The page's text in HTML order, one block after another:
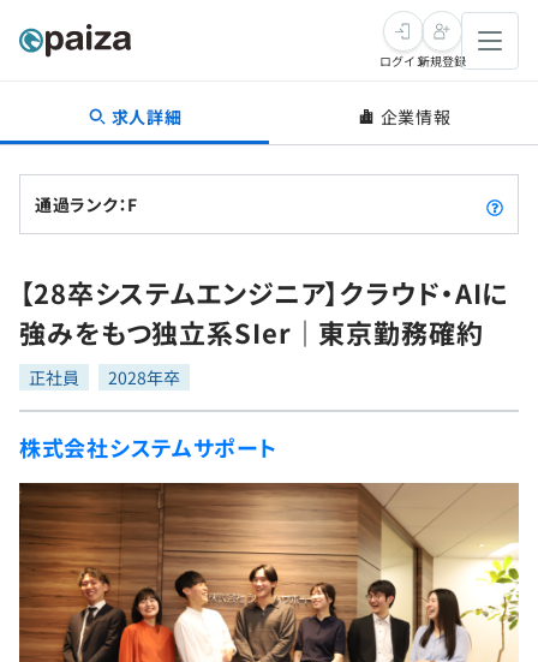
転職・キャリア
転職成功ガイド
転職エージェント
インタビュー
転職成功ガイド
新卒就活
求人検索
本選考
インターン
新卒エージェント
イベント・セミナー
インタビュー
学習
問題集
ナレッジ
リファレンス
プログラミング言語
評価結果一覧
再チャレンジ結果一覧
ゲーム・マンガ
Tech Team Journal
paiza times
note
paizaとは？
ログイン新規登録
求人詳細 企業情報
通過ランク：F
【28卒システムエンジニア】クラウド・AIに
強みをもつ独立系SIer｜東京勤務確約
正社員 2028年卒
株式会社システムサポート